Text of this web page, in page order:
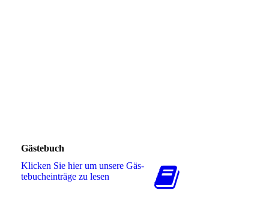
Gästebuch
Klicken Sie hier um unsere Gäs­
te­buch­ein­trä­ge zu lesen